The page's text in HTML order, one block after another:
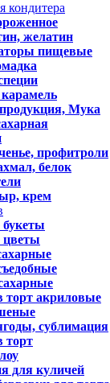
кондитера
желатин
пищевые
Мука
профитроли
белок
крем
торт акриловые
сублимация
торт
для куличей